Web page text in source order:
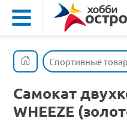
Спортивные
Самокат
WHEEZE